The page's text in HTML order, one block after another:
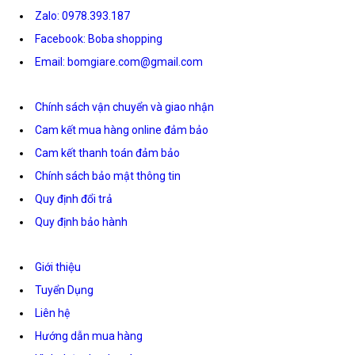
Zalo: 0978.393.187
Facebook: Boba shopping
Email: bomgiare.com@gmail.com
Chính sách vận chuyển và giao nhận
Cam kết mua hàng online đảm bảo
Cam kết thanh toán đảm bảo
Chính sách bảo mật thông tin
Quy định đổi trả
Quy định bảo hành
Giới thiệu
Tuyển Dụng
Liên hệ
Hướng dẫn mua hàng